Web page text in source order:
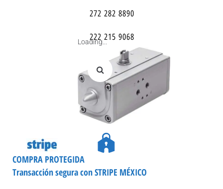
272 282 8890
222 215 9068
Loading...
Transacción segura con STRIPE MÉXICO
COMPRA PROTEGIDA